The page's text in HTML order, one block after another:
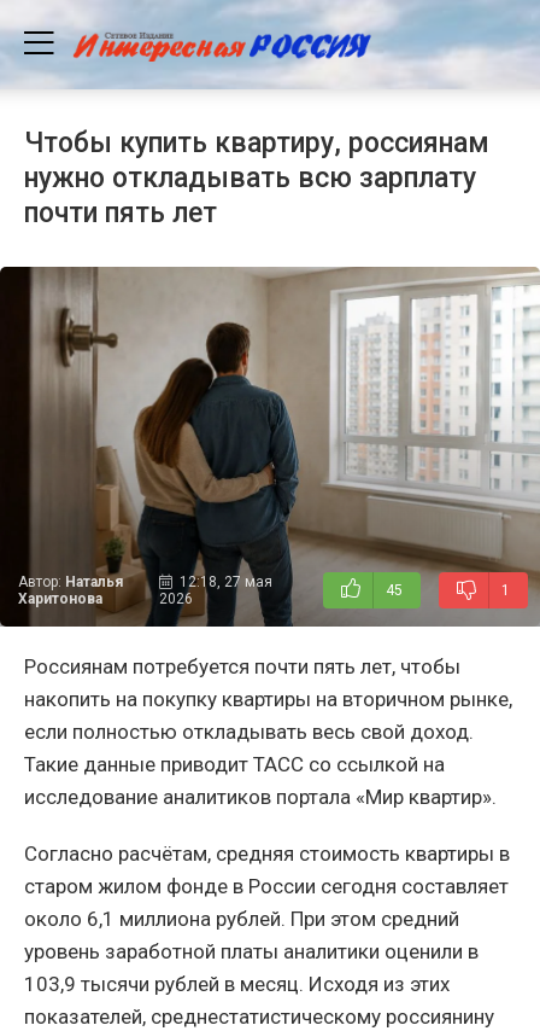
Чтобы купить квартиру, россиянам
нужно откладывать всю зарплату
почти пять лет
Автор: Наталья
Харитонова
12:18, 27 мая
2026
45 1
Россиянам потребуется почти пять лет, чтобы
накопить на покупку квартиры на вторичном рынке,
если полностью откладывать весь свой доход.
Такие данные приводит ТАСС со ссылкой на
исследование аналитиков портала «Мир квартир».
Согласно расчётам, средняя стоимость квартиры в
старом жилом фонде в России сегодня составляет
около 6,1 миллиона рублей. При этом средний
уровень заработной платы аналитики оценили в
103,9 тысячи рублей в месяц. Исходя из этих
показателей, среднестатистическому россиянину